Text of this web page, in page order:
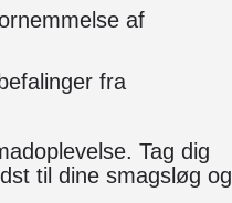
af
fra
Tag dig
til dine smagsløg og